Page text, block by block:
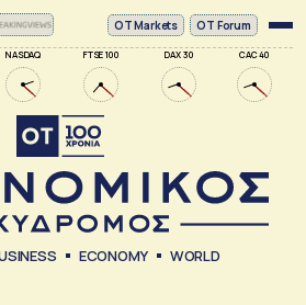
NASDAQ FTSE 100 DAX 30 CAC 40
ΟΤ Markets OT Forum
ECONOMY WORLD